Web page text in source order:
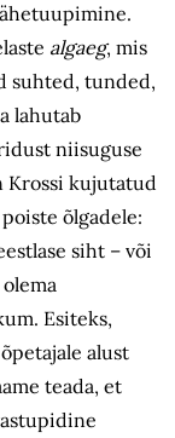
algaeg, mis
suhted, tunded,
lahutab
niisuguse
Krossi kujutatud
õlgadele:
siht – või
Esiteks,
alust
teada, et